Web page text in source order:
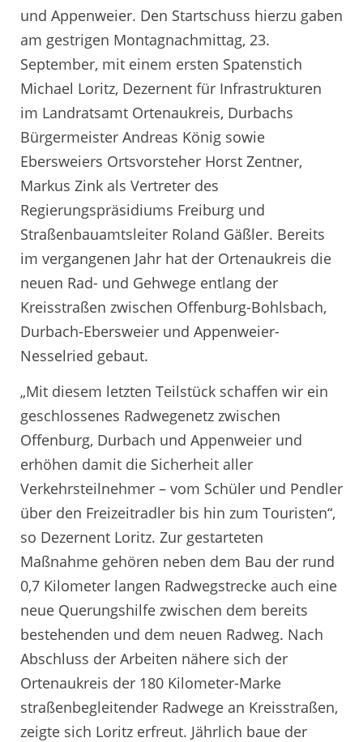
und Appenweier. Den Startschuss hierzu gaben
am gestrigen Montagnachmittag, 23.
September, mit einem ersten Spatenstich
Michael Loritz, Dezernent für Infrastrukturen
im Landratsamt Ortenaukreis, Durbachs
Bürgermeister Andreas König sowie
Ebersweiers Ortsvorsteher Horst Zentner,
Markus Zink als Vertreter des
Regierungspräsidiums Freiburg und
Straßenbauamtsleiter Roland Gäßler. Bereits
im vergangenen Jahr hat der Ortenaukreis die
neuen Rad- und Gehwege entlang der
Kreisstraßen zwischen Offenburg-Bohlsbach,
Durbach-Ebersweier und Appenweier-
Nesselried gebaut.
„Mit diesem letzten Teilstück schaffen wir ein
geschlossenes Radwegenetz zwischen
Offenburg, Durbach und Appenweier und
erhöhen damit die Sicherheit aller
Verkehrsteilnehmer – vom Schüler und Pendler
über den Freizeitradler bis hin zum Touristen“,
so Dezernent Loritz. Zur gestarteten
Maßnahme gehören neben dem Bau der rund
0,7 Kilometer langen Radwegstrecke auch eine
neue Querungshilfe zwischen dem bereits
bestehenden und dem neuen Radweg. Nach
Abschluss der Arbeiten nähere sich der
Ortenaukreis der 180 Kilometer-Marke
straßenbegleitender Radwege an Kreisstraßen,
zeigte sich Loritz erfreut. Jährlich baue der